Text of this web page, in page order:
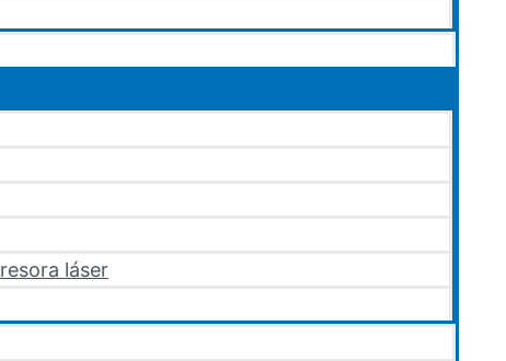
láser